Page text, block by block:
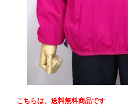
こちらは、送料無料商品です